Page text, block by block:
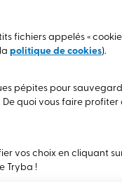
fichiers appelés «
politique de cookies).
pépites pour
quoi vous faire profiter
vos choix en cliquant
Tryba !